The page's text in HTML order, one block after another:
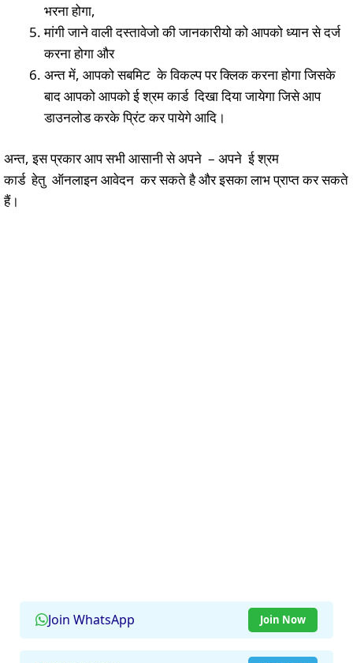
भरना होगा,
मांगी जाने वाली दस्तावेजो की जानकारीयो को आपको ध्यान से दर्ज
करना होगा और
अन्त में, आपको सबमिट के विकल्प पर क्लिक करना होगा जिसके
बाद आपको आपको ई श्रम कार्ड दिखा दिया जायेगा जिसे आप
डाउनलोड करके प्रिंट कर पायेगे आदि।
अन्त, इस प्रकार आप सभी आसानी से अपने – अपने ई श्रम
कार्ड हेतु ऑनलाइन आवेदन कर सकते है और इसका लाभ प्राप्त कर सकते
हैं।
Join WhatsApp Join Now